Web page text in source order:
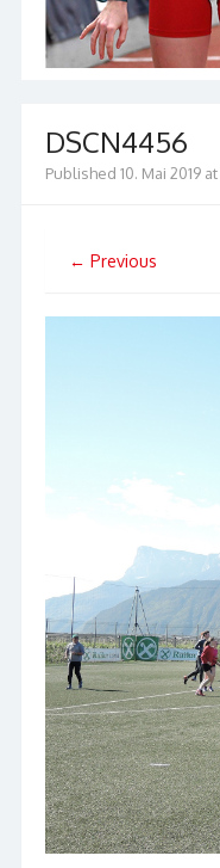
DSCN4456
Published 10. Mai 2019 at
← Previous